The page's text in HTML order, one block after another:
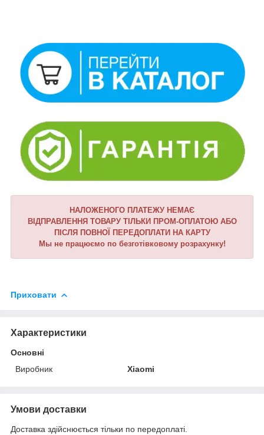
НАЛОЖЕНОГО ПЛАТЕЖУ НЕМАЄ
ВІДПРАВЛЕННЯ ТОВАРУ ТІЛЬКИ ПРОМ-ОПЛАТОЮ АБО
ПІСЛЯ ПОВНОЇ ПЕРЕДОПЛАТИ НА КАРТУ
Мы не працюємо по безготівковому розрахунку!
Приховати
Характеристики
Основні
Виробник
Xiaomi
Умови доставки
Доставка здійснюється тільки по передоплаті.